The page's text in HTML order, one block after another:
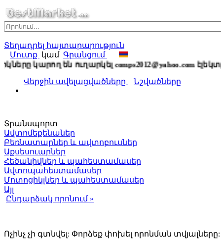
Տեղադրել հայտարարություն
Մուտք կամ Գրանցում
կարող են ուղարկել comps2012@yahoo.com
Վերջին ավելացվածները Նշվածները
Տրանսպորտ
Ավտոմեքենաներ
Բեռնատարներ և ավտոբուսներ
Աքսեսուարներ
Հեծանիվներ և պահեստամասեր
Ավտոպահեստամասեր
Մոտոցիկլներ և պահեստամասեր
Այլ
Ընդարձակ որոնում »
Ոչինչ չի գտնվել: Փորձեք փոխել որոնման տվյալները: